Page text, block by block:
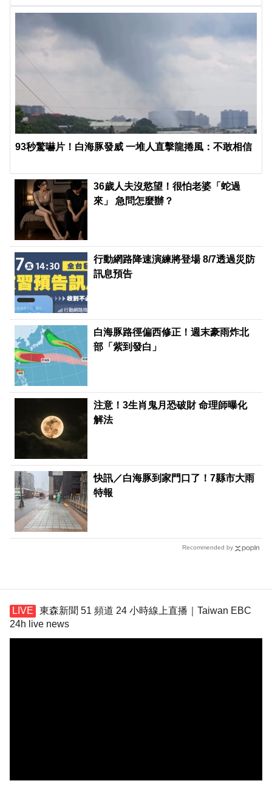
93秒驚嚇片！白海豚發威 一堆人直擊龍捲風：不敢相信
36歲人夫沒慾望！很怕老婆「蛇過
來」 急問怎麼辦？
行動網路降速演練將登場 8/7透過災防
訊息預告
白海豚路徑偏西修正！週末豪雨炸北
部「紫到發白」
注意！3生肖鬼月恐破財 命理師曝化
解法
快訊／白海豚到家門口了！7縣市大雨
特報
Recommended by
東森新聞 51 頻道 24 小時線上直播｜Taiwan EBC
24h live news